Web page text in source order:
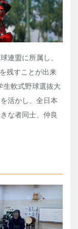
連盟に所属し、
残すことが出来
生軟式野球選抜大
活かし、全日本
な者同士、仲良